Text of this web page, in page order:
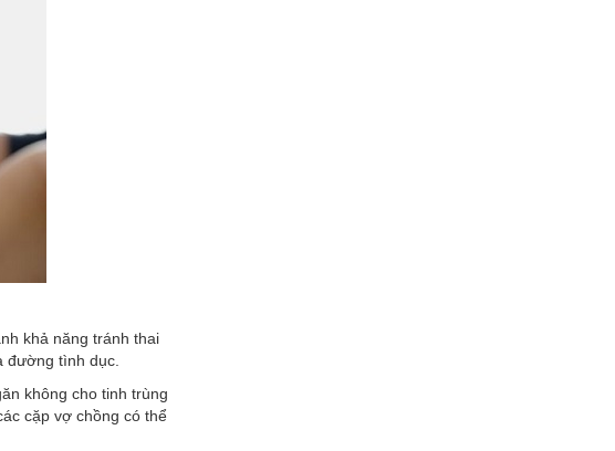
khả năng tránh thai
đường tình dục.
không cho tinh trùng
cặp vợ chồng có thể